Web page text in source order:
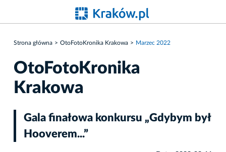
Strona główna OtoFotoKronika Krakowa Marzec 2022
OtoFotoKronika
Krakowa
Gala finałowa konkursu „Gdybym był
Hooverem...”